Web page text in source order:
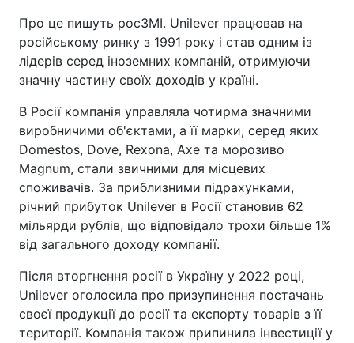
Про це пишуть росЗМІ. Unilever працював на
російському ринку з 1991 року і став одним із
лідерів серед іноземних компаній, отримуючи
значну частину своїх доходів у країні.
В Росії компанія управляла чотирма значними
виробничими об'єктами, а її марки, серед яких
Domestos, Dove, Rexona, Axe та морозиво
Magnum, стали звичними для місцевих
споживачів. За приблизними підрахунками,
річний прибуток Unilever в Росії становив 62
мільярди рублів, що відповідало трохи більше 1%
від загального доходу компанії.
Після вторгнення росії в Україну у 2022 році,
Unilever оголосила про призупинення постачань
своєї продукції до росії та експорту товарів з її
території. Компанія також припинила інвестиції у